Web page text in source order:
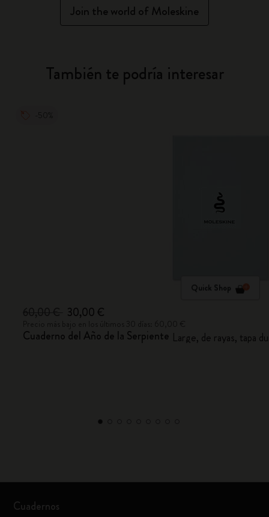
Join the world of Moleskine
También te podría interesar
Quick Shop
30,00 €
Cuaderno del Año de la Serpiente Large, de rayas, tapa
Cuadernos